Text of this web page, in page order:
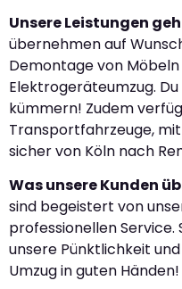
Unsere Leistungen
übernehmen auf
Demontage von
Elektrogeräteumzug.
kümmern! Zudem
Transportfahrzeuge,
sicher von Köln nach
Was unsere Kunden
sind begeistert von
professionellen
unsere Pünktlichkeit
Umzug in guten Händen!